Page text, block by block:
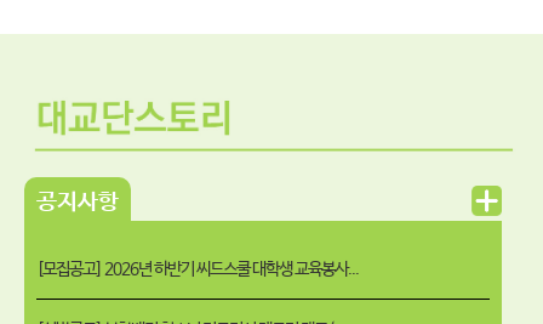
공지사항
[모집공고] 2026년 하반기 씨드스쿨 대학생 교육봉사...